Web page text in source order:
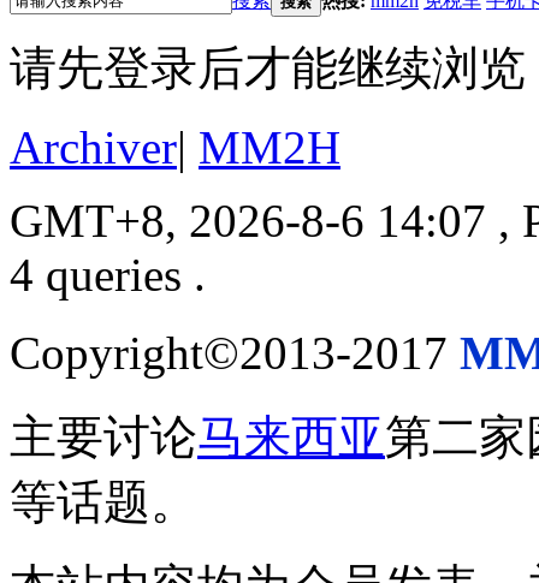
请先登录后才能继续浏览
Archiver| MM2H
GMT+8, 2026-8-6 14:07 ,
4 queries .
Copyright©2013-2017
主要讨论马来西亚第二
等话题。